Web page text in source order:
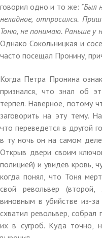
говорил одно и то же: "Был
неладное, отпросился.
Тоню, не понимаю. Раньше у
Однако Сокольницкая и
часто посещал Пронину,
Когда Петра Пронина
признался, что знал об
терпел. Наверное, потому
заговорить на эту тему.
что переведется в другой
в ту ночь он на самом деле
Открыв двери своим
полицией) и увидев кровь,
когда понял, что Тоня
свой револьвер
виновным в убийстве из-
схватил револьвер, собрал
их в сугроб. Куда точно,